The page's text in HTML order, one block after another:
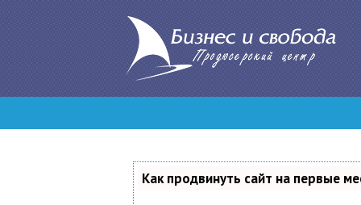
Как продвинуть сайт на первые